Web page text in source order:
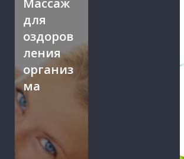
Массаж
для
оздоров
ления
организ
ма